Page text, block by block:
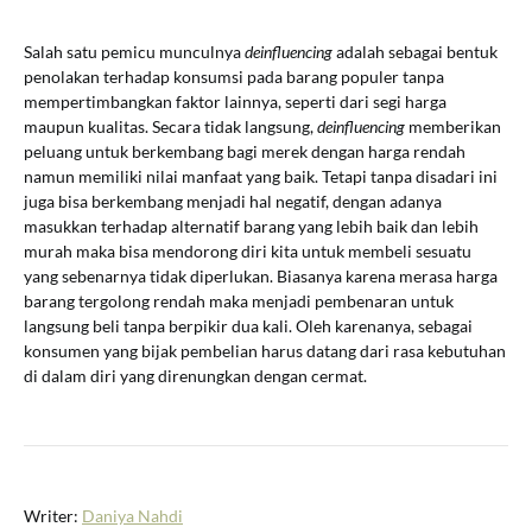
Salah satu pemicu munculnyadeinfluencingadalah sebagai bentuk
penolakan terhadap konsumsi pada barang populer tanpa
mempertimbangkan faktor lainnya, seperti dari segi harga
maupun kualitas. Secara tidak langsung,deinfluencing memberikan
peluang untuk berkembang bagi merek dengan harga rendah
namun memiliki nilai manfaat yang baik. Tetapi tanpa disadari ini
juga bisa berkembang menjadi hal negatif, dengan adanya
masukkan terhadap alternatif barang yang lebih baik dan lebih
murah maka bisa mendorong diri kita untuk membeli sesuatu
yang sebenarnya tidak diperlukan. Biasanya karena merasa harga
barang tergolong rendah maka menjadi pembenaran untuk
langsung beli tanpa berpikir dua kali. Oleh karenanya, sebagai
konsumen yang bijak pembelian harus datang dari rasa kebutuhan
di dalam diri yang direnungkan dengan cermat.
Writer: Daniya Nahdi